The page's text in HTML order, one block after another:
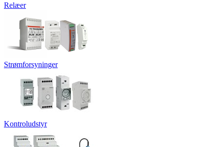
Relæer
Strømforsyninger
Kontroludstyr